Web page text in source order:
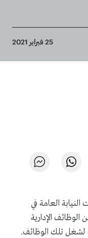
25 فبراير 2021
العامة في
الإدارية
لشغل تلك الوظائف.